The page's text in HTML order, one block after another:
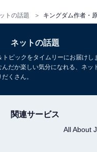
トの話題
ネットの話題
ピックをタイムリーにお届けし
だか楽しい気分になれる、ネッ
くさん。
関連サービス
All About